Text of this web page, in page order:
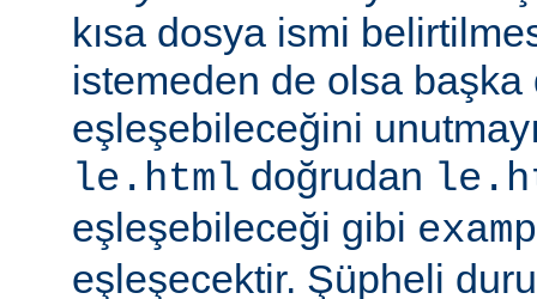
kısa dosya ismi
istemeden de olsa başka
eşleşebileceğini
le.html doğrudan
eşleşebileceği gibi
eşleşecektir. Şüpheli